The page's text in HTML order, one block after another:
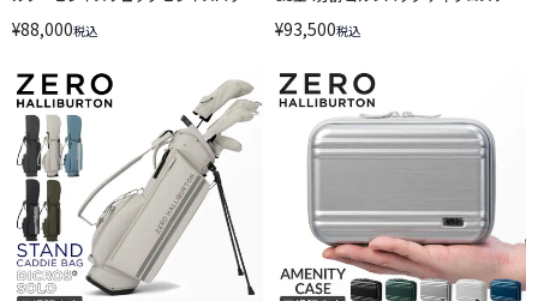
HALLIBURTON Z PACK type-L2 81502
¥88,000税込
SOLO Caddie Bag ZHG-CB DS 85011
¥93,500税込